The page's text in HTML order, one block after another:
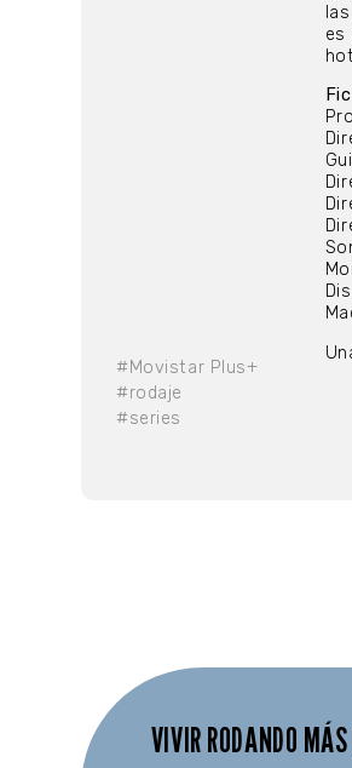
#Movistar Plus+
#rodaje
#series
es
VIVIR RODANDO